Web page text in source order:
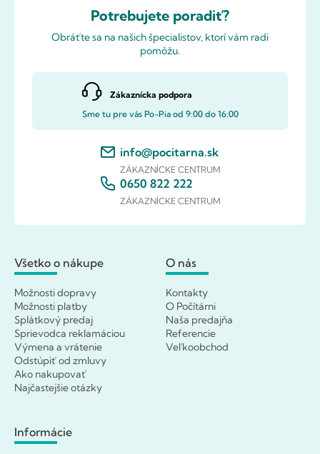
Potrebujete poradiť?
Obráťte sa na našich špecialistov, ktorí vám radi
pomôžu.
Zákaznícka podpora
Sme tu pre vás Po-Pia od 9:00 do 16:00
info@pocitarna.sk
ZÁKAZNÍCKE CENTRUM
0650 822 222
ZÁKAZNÍCKE CENTRUM
Všetko o nákupe
Možnosti dopravy
Možnosti platby
Splátkový predaj
Sprievodca reklamáciou
Výmena a vrátenie
Odstúpiť od zmluvy
Ako nakupovať
Najčastejšie otázky
O nás
Kontakty
O Počítárni
Naša predajňa
Referencie
Veľkoobchod
Informácie